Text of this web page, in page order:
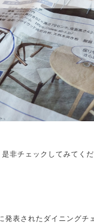
非チェックしてみてくだ
表されたダイニングチ